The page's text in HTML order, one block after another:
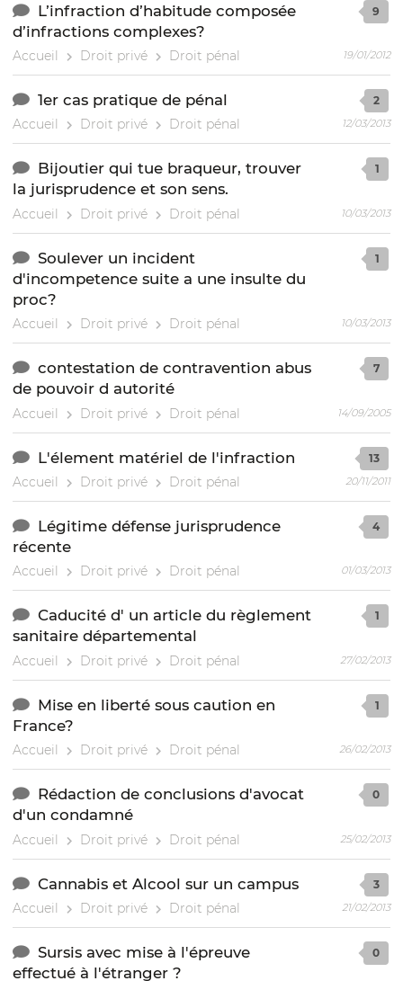
L’infraction d’habitude composée
d’infractions complexes?
Accueil Droit privé Droit pénal
9
19/01/2012
1er cas pratique de pénal
Accueil Droit privé Droit pénal
2
12/03/2013
Bijoutier qui tue braqueur, trouver
la jurisprudence et son sens.
Accueil Droit privé Droit pénal
1
10/03/2013
Soulever un incident
d'incompetence suite a une insulte du
proc?
Accueil Droit privé Droit pénal
1
10/03/2013
contestation de contravention abus
de pouvoir d autorité
Accueil Droit privé Droit pénal
7
14/09/2005
L'élement matériel de l'infraction
Accueil Droit privé Droit pénal
13
20/11/2011
Légitime défense jurisprudence
récente
Accueil Droit privé Droit pénal
4
01/03/2013
Caducité d' un article du règlement
sanitaire départemental
Accueil Droit privé Droit pénal
1
27/02/2013
Mise en liberté sous caution en
France?
Accueil Droit privé Droit pénal
1
26/02/2013
Rédaction de conclusions d'avocat
d'un condamné
Accueil Droit privé Droit pénal
0
25/02/2013
Cannabis et Alcool sur un campus
Accueil Droit privé Droit pénal
3
21/02/2013
Sursis avec mise à l'épreuve
effectué à l'étranger ?
0